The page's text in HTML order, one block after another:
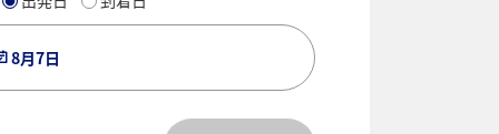
8月7日